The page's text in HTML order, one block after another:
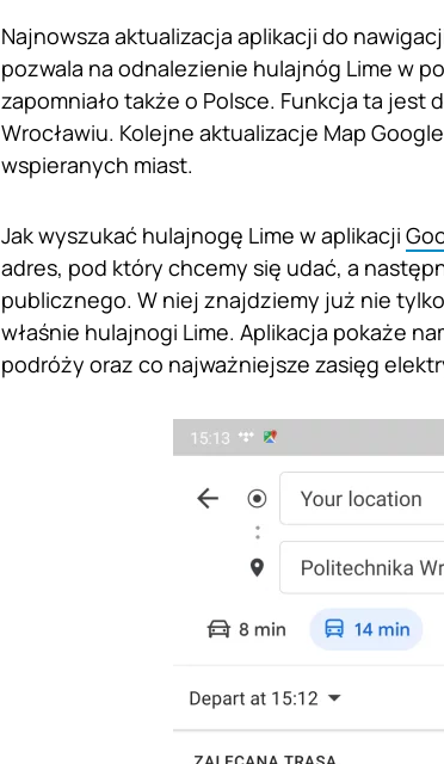
Najnowsza aktualizacja aplikacji do
pozwala na odnalezienie hulajnóg Lime w
zapomniało także o Polsce. Funkcja ta jest
Wrocławiu. Kolejne aktualizacje Map
wspieranych miast.
Jak wyszukać hulajnogę Lime w aplikacji
adres, pod który chcemy się udać, a
publicznego. W niej znajdziemy już nie
właśnie hulajnogi Lime. Aplikacja pokaże
podróży oraz co najważniejsze zasięg